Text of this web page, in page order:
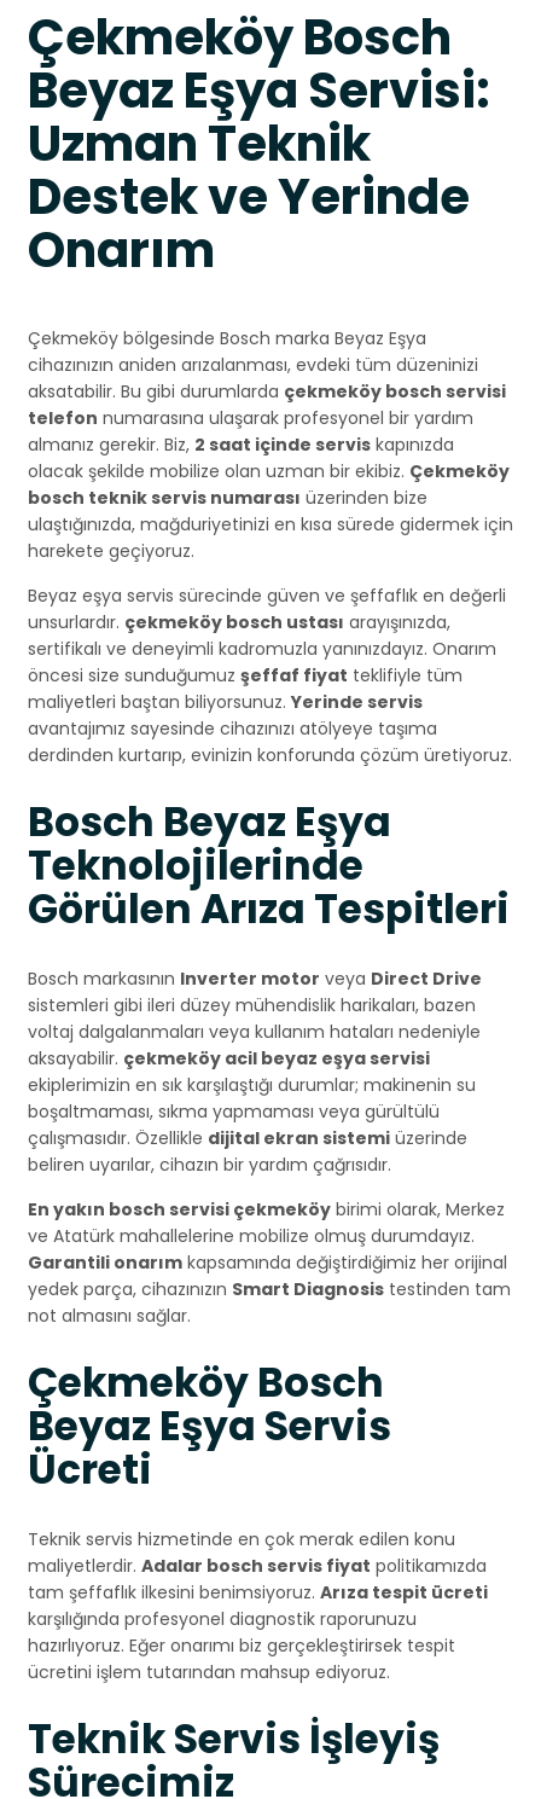
Çekmeköy Bosch
Beyaz Eşya Servisi:
Uzman Teknik
Destek ve Yerinde
Onarım
Çekmeköy bölgesinde Bosch marka Beyaz Eşya
cihazınızın aniden arızalanması, evdeki tüm düzeninizi
aksatabilir. Bu gibi durumlarda çekmeköy bosch servisi
telefon numarasına ulaşarak profesyonel bir yardım
almanız gerekir. Biz, 2 saat içinde servis kapınızda
olacak şekilde mobilize olan uzman bir ekibiz. Çekmeköy
bosch teknik servis numarası üzerinden bize
ulaştığınızda, mağduriyetinizi en kısa sürede gidermek için
harekete geçiyoruz.
Beyaz eşya servis sürecinde güven ve şeffaflık en değerli
unsurlardır. çekmeköy bosch ustası arayışınızda,
sertifikalı ve deneyimli kadromuzla yanınızdayız. Onarım
öncesi size sunduğumuz şeffaf fiyat teklifiyle tüm
maliyetleri baştan biliyorsunuz.Yerinde servis
avantajımız sayesinde cihazınızı atölyeye taşıma
derdinden kurtarıp, evinizin konforunda çözüm üretiyoruz.
Bosch Beyaz Eşya
Teknolojilerinde
Görülen Arıza Tespitleri
Bosch markasının Inverter motor veya Direct Drive
sistemleri gibi ileri düzey mühendislik harikaları, bazen
voltaj dalgalanmaları veya kullanım hataları nedeniyle
aksayabilir. çekmeköy acil beyaz eşya servisi
ekiplerimizin en sık karşılaştığı durumlar; makinenin su
boşaltmaması, sıkma yapmaması veya gürültülü
çalışmasıdır. Özellikle dijital ekran sistemi üzerinde
beliren uyarılar, cihazın bir yardım çağrısıdır.
En yakın bosch servisi çekmeköy birimi olarak, Merkez
ve Atatürk mahallelerine mobilize olmuş durumdayız.
Garantili onarım kapsamında değiştirdiğimiz her orijinal
yedek parça, cihazınızın Smart Diagnosis testinden tam
not almasını sağlar.
Çekmeköy Bosch
Beyaz Eşya Servis
Ücreti
Teknik servis hizmetinde en çok merak edilen konu
maliyetlerdir. Adalar bosch servis fiyat politikamızda
tam şeffaflık ilkesini benimsiyoruz. Arıza tespit ücreti
karşılığında profesyonel diagnostik raporunuzu
hazırlıyoruz. Eğer onarımı biz gerçekleştirirsek tespit
ücretini işlem tutarından mahsup ediyoruz.
Teknik Servis İşleyiş
Sürecimiz